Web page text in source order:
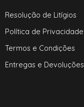
Resolução de Litígios
Política de Privacidade
Termos e Condições
Entregas e Devoluções